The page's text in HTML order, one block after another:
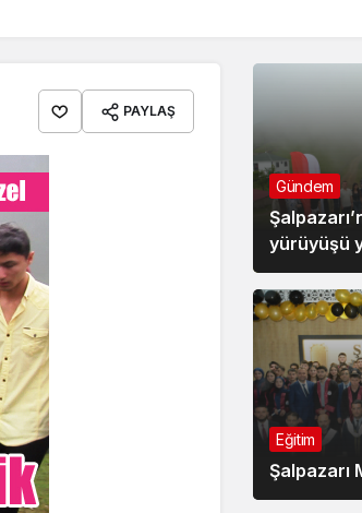
PAYLAŞ
Gündem
yürüyüşü
Eğitim
Şalpazarı